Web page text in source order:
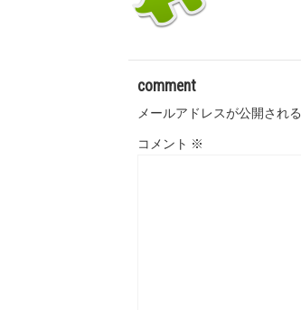
comment
メールアドレスが公開され
コメント ※